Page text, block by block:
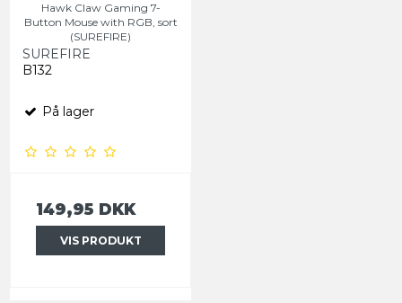
Hawk Claw Gaming 7-
Button Mouse with RGB, sort
(SUREFIRE)
SUREFIRE
B132
På lager
149,95 DKK
VIS PRODUKT